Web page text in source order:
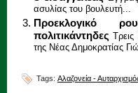
ασυλίας του βουλευτή...
Προεκλογικό
πολιτικάντηδες Τρεις
της Νέας Δημοκρατίας
Tags: Αλαζονεία -